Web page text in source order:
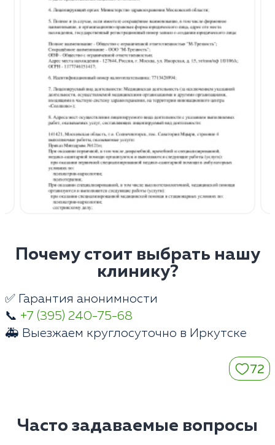
Почему стоит выбрать нашу
клинику?
✅ Гарантия анонимности
📞 +7 (395) 240-75-68
🚑 Выезжаем круглосуточно в Иркутске
72
Часто задаваемые вопросы